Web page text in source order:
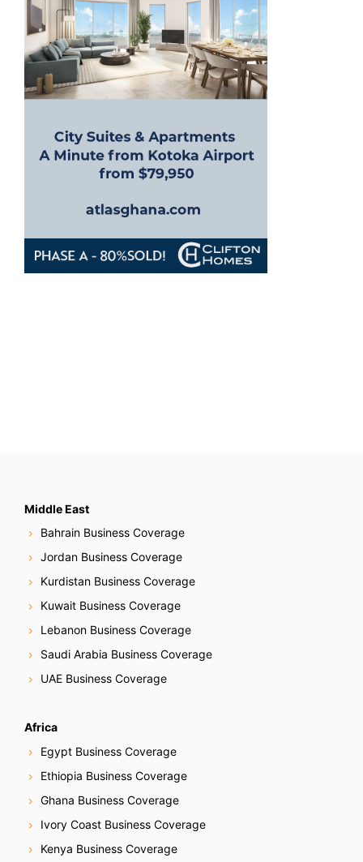
Middle East
Bahrain Business Coverage
Jordan Business Coverage
Kurdistan Business Coverage
Kuwait Business Coverage
Lebanon Business Coverage
Saudi Arabia Business Coverage
UAE Business Coverage
Africa
Egypt Business Coverage
Ethiopia Business Coverage
Ghana Business Coverage
Ivory Coast Business Coverage
Kenya Business Coverage